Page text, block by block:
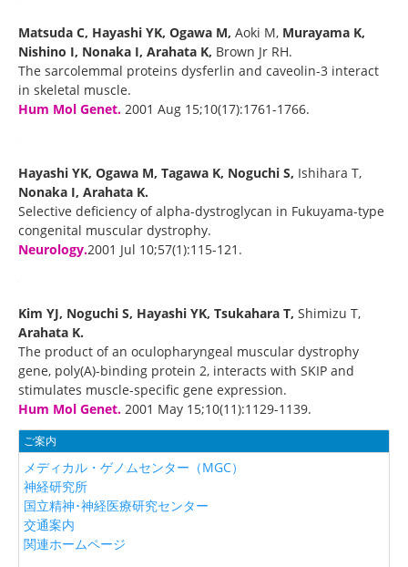
Matsuda C, Hayashi YK, Ogawa M, Aoki M, Murayama K,
Nishino I, Nonaka I, Arahata K, Brown Jr RH.
The sarcolemmal proteins dysferlin and caveolin-3 interact
in skeletal muscle.
Hum Mol Genet. 2001 Aug 15;10(17):1761-1766.
Hayashi YK, Ogawa M, Tagawa K, Noguchi S, Ishihara T,
Nonaka I, Arahata K.
Selective deficiency of alpha-dystroglycan in Fukuyama-type
congenital muscular dystrophy.
Neurology.2001 Jul 10;57(1):115-121.
Kim YJ, Noguchi S, Hayashi YK, Tsukahara T, Shimizu T,
Arahata K.
The product of an oculopharyngeal muscular dystrophy
gene, poly(A)-binding protein 2, interacts with SKIP and
stimulates muscle-specific gene expression.
Hum Mol Genet. 2001 May 15;10(11):1129-1139.
ご案内
メディカル・ゲノムセンター（MGC）
神経研究所
国立精神･神経医療研究センター
交通案内
関連ホームページ